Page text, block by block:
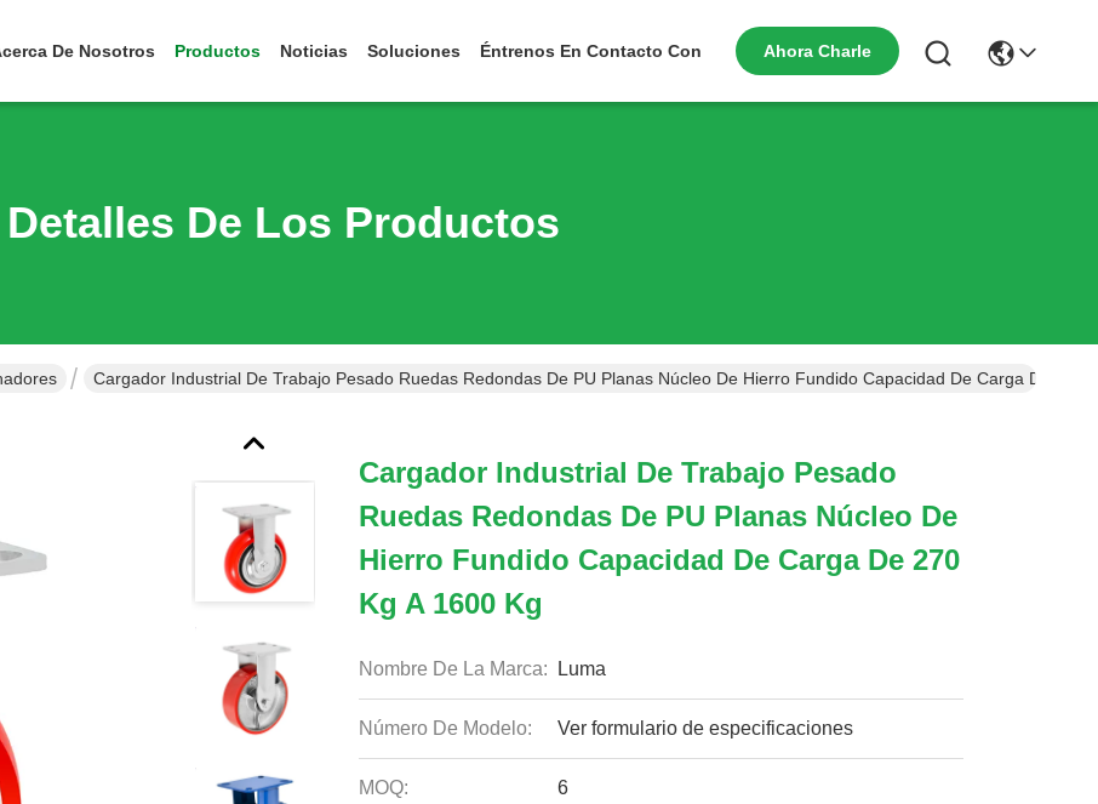
De Nosotros Productos Noticias Soluciones Éntrenos En Contacto Con Ahora Charle
Detalles De Los Productos
Cargador Industrial De Trabajo Pesado Ruedas Redondas De PU Planas Núcleo De Hierro Fundido Capacidad De Carga De 270
Cargador Industrial De Trabajo Pesado
Ruedas Redondas De PU Planas Núcleo De
Hierro Fundido Capacidad De Carga De 270
Kg A 1600 Kg
Nombre De La Marca: Luma
Número De Modelo: Ver formulario de especificaciones
MOQ: 6